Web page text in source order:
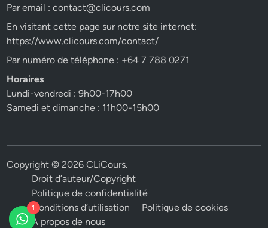
Par email :contact@clicours.com
En visitant cette page sur notre site internet:
https://www.clicours.com/contact/
Par numéro de téléphone : +64 7 788 0271
Horaires
Lundi-vendredi : 9h00-17h00
Samedi et dimanche : 11h00-15h00
Copyright © 2026CLiCours.
Droit d’auteur/Copyright
Politique de confidentialité
Conditions d’utilisation
Politique de cookies
A propos de nous
1